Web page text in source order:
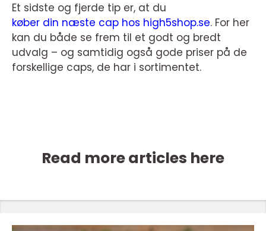
Et sidste og fjerde tip er, at du
køber din næste cap hos high5shop.se. For her
kan du både se frem til et godt og bredt
udvalg – og samtidig også gode priser på de
forskellige caps, de har i sortimentet.
Read more articles here